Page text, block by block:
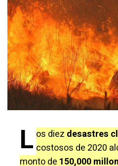
L os diez desastres
costosos de 2020
monto de 150,000